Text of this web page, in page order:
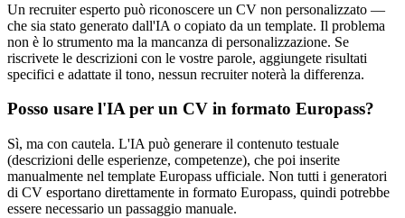
Un recruiter esperto può riconoscere un CV non personalizzato —
che sia stato generato dall'IA o copiato da un template. Il problema
non è lo strumento ma la mancanza di personalizzazione. Se
riscrivete le descrizioni con le vostre parole, aggiungete risultati
specifici e adattate il tono, nessun recruiter noterà la differenza.
Posso usare l'IA per un CV in formato Europass?
Sì, ma con cautela. L'IA può generare il contenuto testuale
(descrizioni delle esperienze, competenze), che poi inserite
manualmente nel template Europass ufficiale. Non tutti i generatori
di CV esportano direttamente in formato Europass, quindi potrebbe
essere necessario un passaggio manuale.